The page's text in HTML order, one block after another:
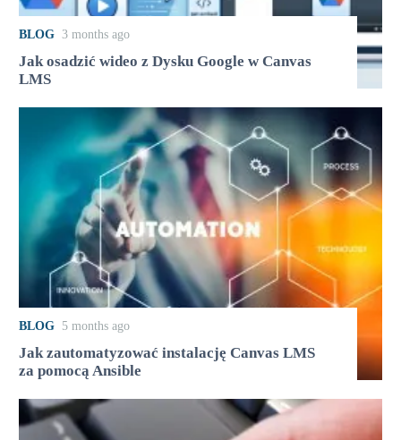
BLOG 3 months ago
Jak osadzić wideo z Dysku Google w Canvas
LMS
BLOG 5 months ago
Jak zautomatyzować instalację Canvas LMS
za pomocą Ansible